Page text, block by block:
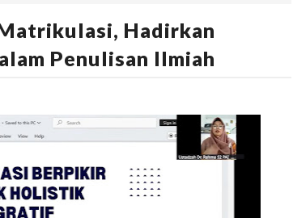
Hadirkan
Penulisan Ilmiah